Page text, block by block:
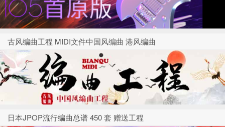
古风编曲工程 MIDI文件中国风编曲 港风编曲
日本JPOP流行编曲总谱 450 套 赠送工程